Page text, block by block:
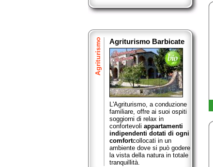
Agriturismo Agriturismo Barbicate
L'Agriturismo, a conduzione
familiare, offre ai suoi ospiti
soggiorni di relax in
confortevoli appartamenti
indipendenti dotati di ogni
comfortcollocati in un
ambiente dove si può godere
la vista della natura in totale
tranquillità.